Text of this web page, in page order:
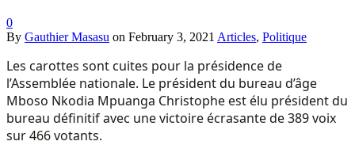
0
By Gauthier Masasu on February 3, 2021 Articles, Politique
Les carottes sont cuites pour la présidence de
l’Assemblée nationale. Le président du bureau d’âge
Mboso Nkodia Mpuanga Christophe est élu président du
bureau définitif avec une victoire écrasante de 389 voix
sur 466 votants.